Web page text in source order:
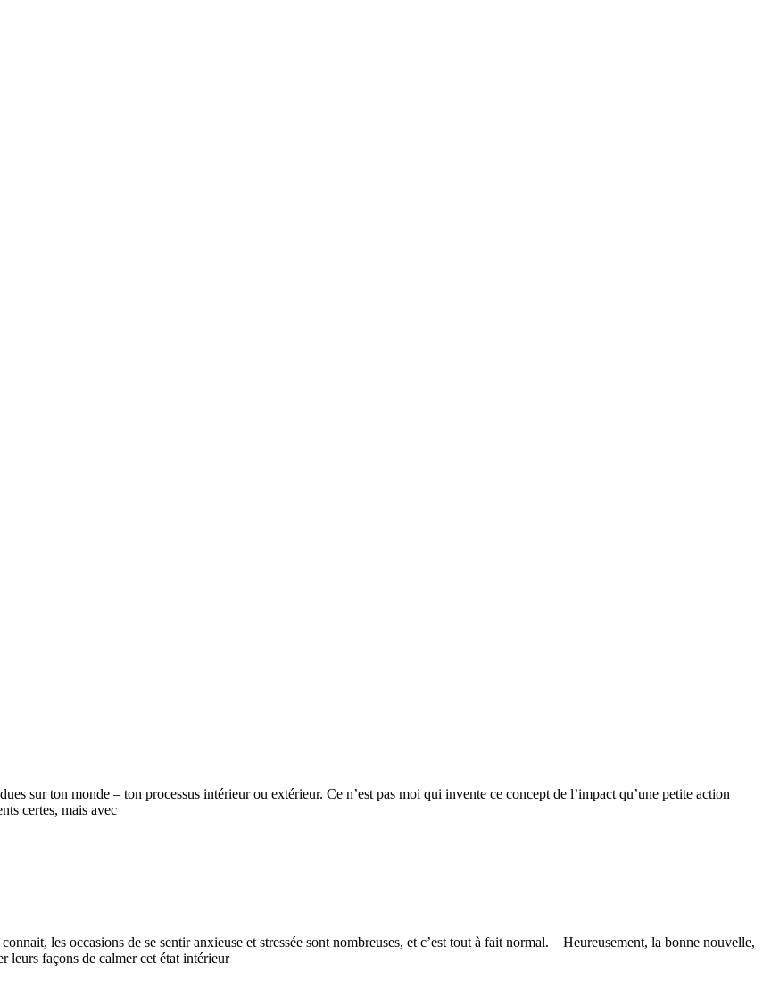
sur ton monde – ton processus intérieur ou extérieur. Ce n’est pas moi qui invente ce concept de l’impact qu’une petite action
certes, mais avec
les occasions de se sentir anxieuse et stressée sont nombreuses, et c’est tout à fait normal. Heureusement, la bonne nouvelle,
leurs façons de calmer cet état intérieur